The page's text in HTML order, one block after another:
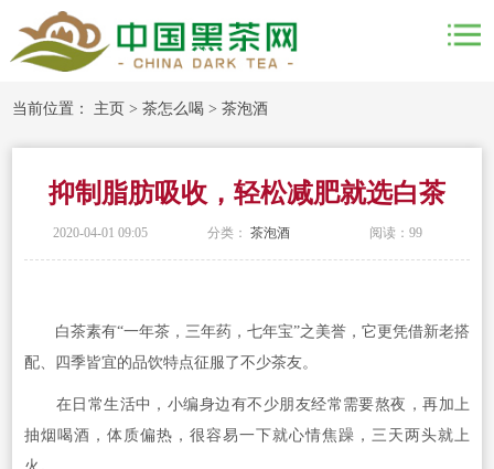
当前位置： 主页 >茶怎么喝 >茶泡酒
抑制脂肪吸收，轻松减肥就选白茶
2020-04-01 09:05 分类：茶泡酒 阅读：99
白茶素有“一年茶，三年药，七年宝”之美誉，它更凭借新老搭
配、四季皆宜的品饮特点征服了不少茶友。
在日常生活中，小编身边有不少朋友经常需要熬夜，再加上
抽烟喝酒，体质偏热，很容易一下就心情焦躁，三天两头就上